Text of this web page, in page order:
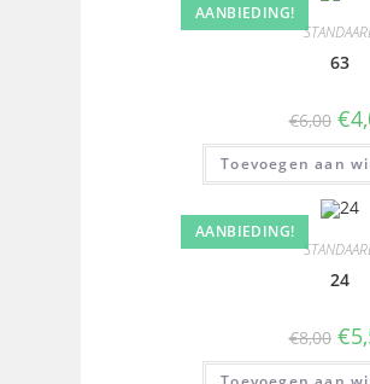
AANBIEDING!
63
€6,00 €
Toevoegen aan
AANBIEDING!
24
€8,00 €